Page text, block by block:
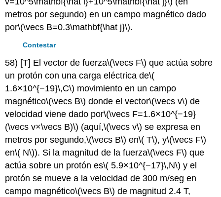
metros por segundo) en un campo magnético dado
por\(\vecs B=0.3\mathbf{\hat j}\).
Contestar
58) [T] El vector de fuerza\(\vecs F\) que actúa sobre
un protón con una carga eléctrica de\(
1.6×10^{−19}\,C\) movimiento en un campo
magnético\(\vecs B\) donde el vector\(\vecs v\) de
velocidad viene dado por\(\vecs F=1.6×10^{−19}
(\vecs v×\vecs B)\) (aquí,\(\vecs v\) se expresa en
metros por segundo,\(\vecs B\) en\( T\), y\(\vecs F\)
en\( N\)). Si la magnitud de la fuerza\(\vecs F\) que
actúa sobre un protón es\( 5.9×10^{−17}\,N\) y el
protón se mueve a la velocidad de 300 m/seg en
campo magnético\(\vecs B\) de magnitud 2.4 T,